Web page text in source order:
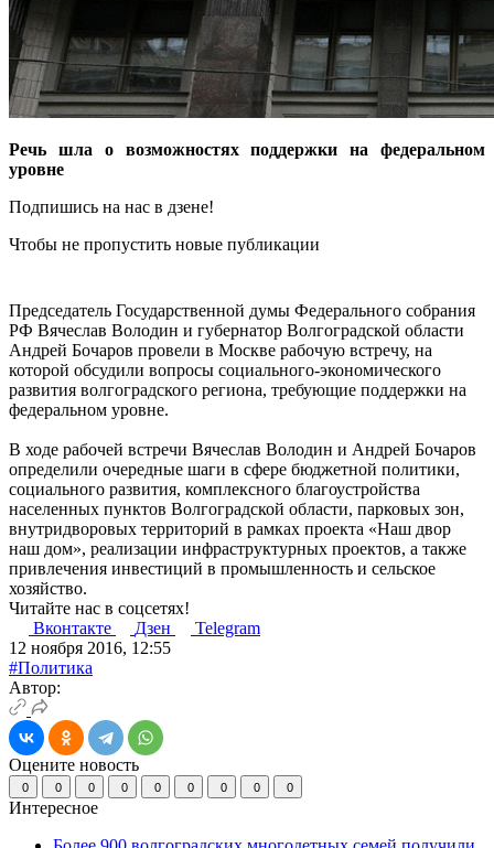
Речь шла о возможностях поддержки на федеральном
уровне
Подпишись на нас в дзене!
Чтобы не пропустить новые публикации
Председатель Государственной думы Федерального собрания
РФ Вячеслав Володин и губернатор Волгоградской области
Андрей Бочаров провели в Москве рабочую встречу, на
которой обсудили вопросы социального-экономического
развития волгоградского региона, требующие поддержки на
федеральном уровне.
В ходе рабочей встречи Вячеслав Володин и Андрей Бочаров
определили очередные шаги в сфере бюджетной политики,
социального развития, комплексного благоустройства
населенных пунктов Волгоградской области, парковых зон,
внутридворовых территорий в рамках проекта «Наш двор
наш дом», реализации инфраструктурных проектов, а также
привлечения инвестиций в промышленность и сельское
хозяйство.
Читайте нас в соцсетях!
Вконтакте
Дзен
Telegram
12 ноября 2016, 12:55
#Политика
Автор:
Оцените новость
0 0 0 0 0 0 0 0 0
Интересное